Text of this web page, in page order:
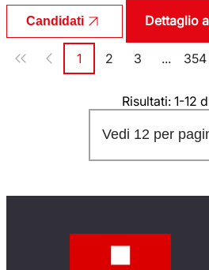
Candidati Dettaglio
Paginazione
Pagina
1 Pagina
2 Pagina
3 ... 354
Risultati: 1-12
Vedi 12 per